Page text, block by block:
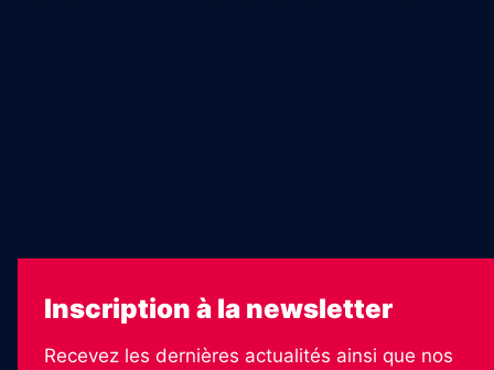
Inscription à la newsletter
Recevez les dernières actualités ainsi que nos